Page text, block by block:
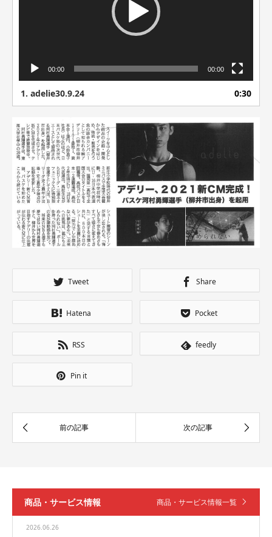
00:00 00:00
1. adelie30.9.24 0:30
Tweet Share
Hatena Pocket
RSS feedly
Pin it
商品・サービス情報 商品・サービス情報一覧
2026.06.26